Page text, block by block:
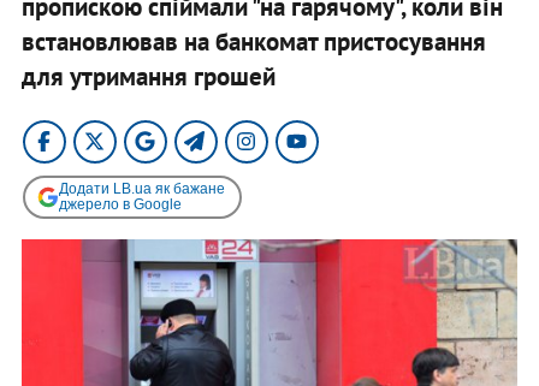
встановлював на банкомат пристосування
для утримання грошей
Додати LB.ua як бажане
джерело в Google